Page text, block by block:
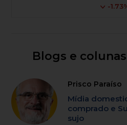
-
Blogs e colunas
Prisco Paraíso
Mídia
comprado e
sujo